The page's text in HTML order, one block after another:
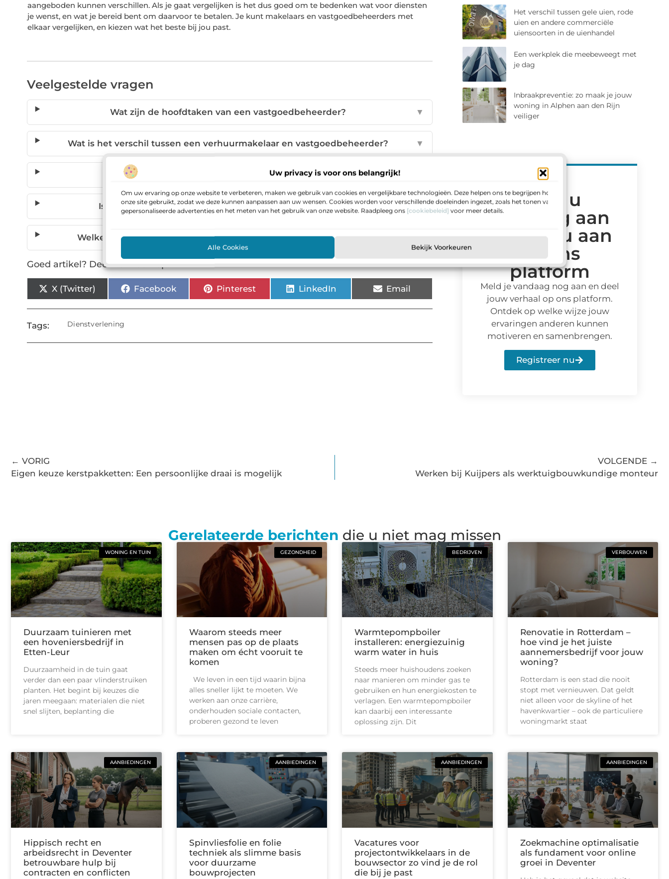
Uw privacy is voor ons belangrijk!
Om uw ervaring op onze website te verbeteren, maken we gebruik van cookies en vergelijkbare technologieën. Deze helpen ons te begrijpen hoe u
onze site gebruikt, zodat we deze kunnen aanpassen aan uw wensen. Cookies worden voor verschillende doeleinden ingezet, zoals het tonen van
gepersonaliseerde advertenties en het meten van het gebruik van onze website. Raadpleeg ons [cookiebeleid] voor meer details.
Alle Cookies Bekijk Voorkeuren
aangeboden kunnen verschillen. Als je gaat vergelijken is het dus goed om te bedenken wat voor diensten
je wenst, en wat je bereid bent om daarvoor te betalen. Je kunt makelaars en vastgoedbeheerders met
elkaar vergelijken, en kiezen wat het beste bij jou past.
Veelgestelde vragen
Wat zijn de hoofdtaken van een vastgoedbeheerder? ▼
Wat is het verschil tussen een verhuurmakelaar en vastgoedbeheerder? ▼
Hoeveel kost een vastgoedbeheerder?
Is een vastgoedbeheerder beschikbaar in geval van nood? ▼
Welke verantwoordelijkheden neemt een vastgoedbeheerder over? ▼
Goed artikel? Deel hem dan op:
X (Twitter) Facebook Pinterest LinkedIn Email
Tags: Dienstverlening
Het verschil tussen gele uien, rode
uien en andere commerciële
uiensoorten in de uienhandel
Een werkplek die meebeweegt met
je dag
Inbraakpreventie: zo maak je jouw
woning in Alphen aan den Rijn
veiliger
Meld u
vandaag aan
en sluit u aan
bij ons
platform
Meld je vandaag nog aan en deel
jouw verhaal op ons platform.
Ontdek op welke wijze jouw
ervaringen anderen kunnen
motiveren en samenbrengen.
Registreer nu
← VORIG
Eigen keuze kerstpakketten: Een persoonlijke draai is mogelijk
VOLGENDE →
Werken bij Kuijpers als werktuigbouwkundige monteur
Gerelateerde berichten die u niet mag missen
WONING EN TUIN
Duurzaam tuinieren met
een hoveniersbedrijf in
Etten-Leur
Duurzaamheid in de tuin gaat
verder dan een paar vlinderstruiken
planten. Het begint bij keuzes die
jaren meegaan: materialen die niet
snel slijten, beplanting die
GEZONDHEID
Waarom steeds meer
mensen pas op de plaats
maken om écht vooruit te
komen
We leven in een tijd waarin bijna
alles sneller lijkt te moeten. We
werken aan onze carrière,
onderhouden sociale contacten,
proberen gezond te leven
BEDRIJVEN
Warmtepompboiler
installeren: energiezuinig
warm water in huis
Steeds meer huishoudens zoeken
naar manieren om minder gas te
gebruiken en hun energiekosten te
verlagen. Een warmtepompboiler
kan daarbij een interessante
oplossing zijn. Dit
VERBOUWEN
Renovatie in Rotterdam –
hoe vind je het juiste
aannemersbedrijf voor jouw
woning?
Rotterdam is een stad die nooit
stopt met vernieuwen. Dat geldt
niet alleen voor de skyline of het
havenkwartier – ook de particuliere
woningmarkt staat
AANBIEDINGEN
Hippisch recht en
arbeidsrecht in Deventer
betrouwbare hulp bij
contracten en conflicten
AANBIEDINGEN
Spinvliesfolie en folie
techniek als slimme basis
voor duurzame
bouwprojecten
AANBIEDINGEN
Vacatures voor
projectontwikkelaars in de
bouwsector zo vind je de rol
die bij je past
AANBIEDINGEN
Zoekmachine optimalisatie
als fundament voor online
groei in Deventer